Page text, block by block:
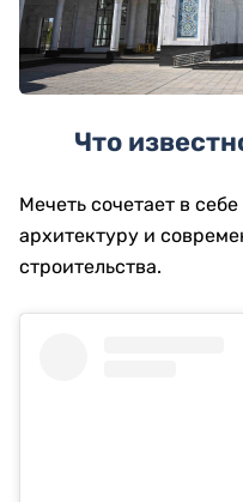
Что
Мечеть сочетает в
архитектуру и
строительства.